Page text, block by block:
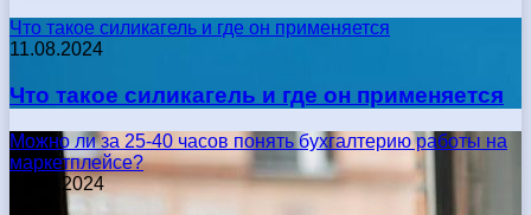
Что такое силикагель и где он применяется
11.08.2024
Что такое силикагель и где он применяется
Можно ли за 25-40 часов понять бухгалтерию работы на
маркетплейсе?
17.05.2024